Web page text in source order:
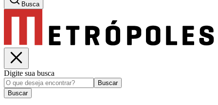
Busca
Digite sua busca
Buscar
Buscar